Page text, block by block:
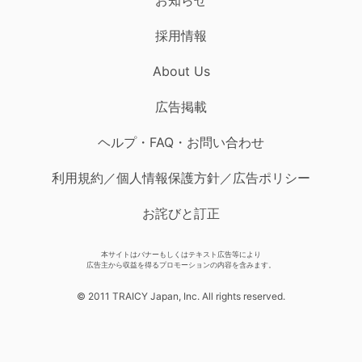
採用情報
About Us
広告掲載
ヘルプ・FAQ・お問い合わせ
利用規約／個人情報保護方針／広告ポリシー
お詫びと訂正
本サイトはバナーもしくはテキスト広告等により
広告主から収益を得るプロモーションの内容を含みます。
© 2011 TRAICY Japan, Inc. All rights reserved.